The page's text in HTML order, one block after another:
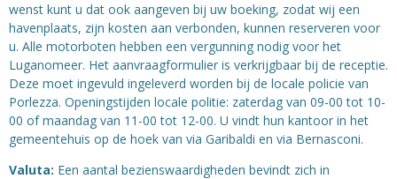
wenst kunt u dat ook aangeven bij uw boeking, zodat wij een
havenplaats, zijn kosten aan verbonden, kunnen reserveren voor
u. Alle motorboten hebben een vergunning nodig voor het
Luganomeer. Het aanvraagformulier is verkrijgbaar bij de receptie.
Deze moet ingevuld ingeleverd worden bij de locale policie van
Porlezza. Openingstijden locale politie: zaterdag van 09-00 tot 10-
00 of maandag van 11-00 tot 12-00. U vindt hun kantoor in het
gemeentehuis op de hoek van via Garibaldi en via Bernasconi.
Valuta: Een aantal bezienswaardigheden bevindt zich in